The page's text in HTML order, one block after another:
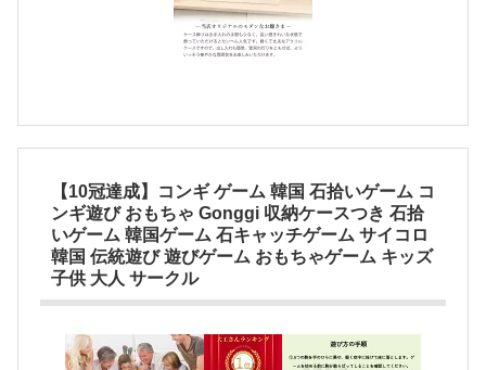
【10冠達成】コンギ ゲーム 韓国 石拾いゲーム コ
ンギ遊び おもちゃ Gonggi 収納ケースつき 石拾
いゲーム 韓国ゲーム 石キャッチゲーム サイコロ
韓国 伝統遊び 遊びゲーム おもちゃゲーム キッズ
子供 大人 サークル